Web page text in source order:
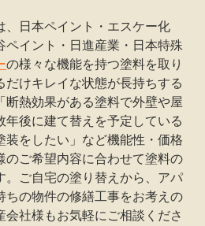
、日本ペイント・エスケー化
ペイント・日進産業・日本特殊
の様々な機能を持つ塗料を取り
だけキレイな状態が長持ちする
断熱効果がある塗料で外壁や屋
年後に建て替えを予定している
装をしたい」など機能性・価格
のご希望内容に合わせて塗料の
。ご自宅の塗り替えから、アパ
ちの物件の修繕工事をお考えの
会社様もお気軽にご相談くださ